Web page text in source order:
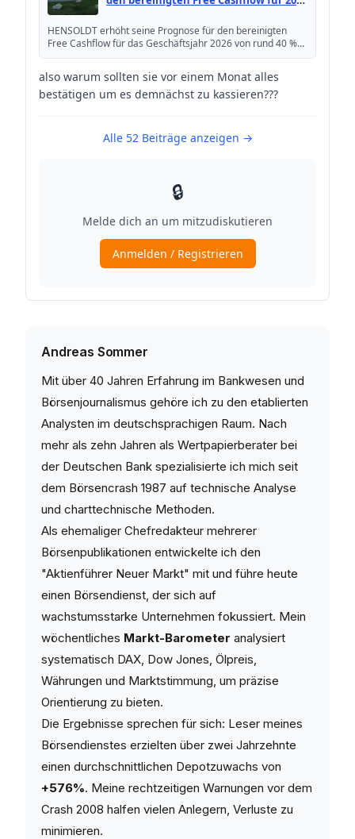
Andreas Sommer
Mit über 40 Jahren Erfahrung im Bankwesen und
Börsenjournalismus gehöre ich zu den etablierten
Analysten im deutschsprachigen Raum. Nach
mehr als zehn Jahren als Wertpapierberater bei
der Deutschen Bank spezialisierte ich mich seit
dem Börsencrash 1987 auf technische Analyse
und charttechnische Methoden.
Als ehemaliger Chefredakteur mehrerer
Börsenpublikationen entwickelte ich den
"Aktienführer Neuer Markt" mit und führe heute
einen Börsendienst, der sich auf
wachstumsstarke Unternehmen fokussiert. Mein
wöchentliches Markt-Barometer analysiert
systematisch DAX, Dow Jones, Ölpreis,
Währungen und Marktstimmung, um präzise
Orientierung zu bieten.
Die Ergebnisse sprechen für sich: Leser meines
Börsendienstes erzielten über zwei Jahrzehnte
einen durchschnittlichen Depotzuwachs von
+576%. Meine rechtzeitigen Warnungen vor dem
Crash 2008 halfen vielen Anlegern, Verluste zu
minimieren.